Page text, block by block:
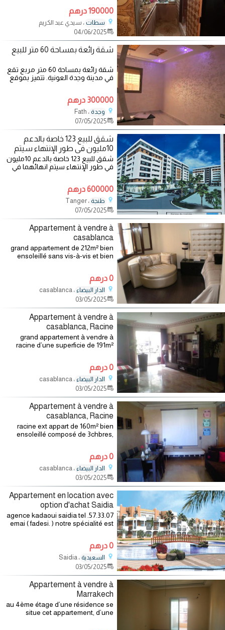
190000 درهم
سطات ، سيدي عبد الكريم
04/06/2025
شقة رائعة بمساحة 60 متر للبيع
شقة رائعة بمساحة 60 متر مربع تقع
في مدينة وجدة العونية. تتميز بموقع
300000 درهم
وجدة ، Fath
07/05/2025
شقق للبيع 123 خاصة بالدعم
10مليون في طور الإنتهاء سيتم
انهائهما ف
شقق للبيع 123 خاصة بالدعم 10مليون
في طور الإنتهاء سيتم انهائهما في
600000 درهم
طنجة ، Tanger
07/05/2025
Appartement à vendre à
casablanca
grand appartement de 212m² bien
ensoleillé sans vis-à-vis et bien
chambres, de deux salles de bain,
d'une salle
0 درهم
الدار البيضاء ، casablanca
03/05/2025
Appartement à vendre à
casablanca, Racine
grand appartement à vendre à
racine d’une superficie de 191m²
pour plus d’informations contacter
nous au
0 درهم
الدار البيضاء ، casablanca
03/05/2025
Appartement à vendre à
casablanca, Racine
racine ext appart de 160m² bien
ensoleillé composé de 3chbres,
plus d’informations contacter nous
au
0 درهم
الدار البيضاء ، casablanca
03/05/2025
Appartement en location avec
option d'achat Saidia
agence kadaoui saidia tel .57.33.07
emai ( fadesi. ) notre spécialité est
villas, terrains ext..) et vous gagnés
0 درهم
السعيدية ، Saidia
03/05/2025
Appartement à vendre à
Marrakech
au 4ème étage d’une résidence se
situe cet appartement, d’une